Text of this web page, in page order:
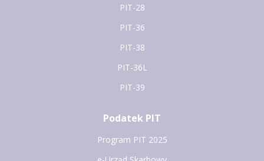
PIT-28
PIT-36
PIT-38
PIT-36L
PIT-39
Podatek PIT
Program PIT 2025